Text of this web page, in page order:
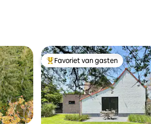
Topfavoriet van gasten
Favoriet van gasten